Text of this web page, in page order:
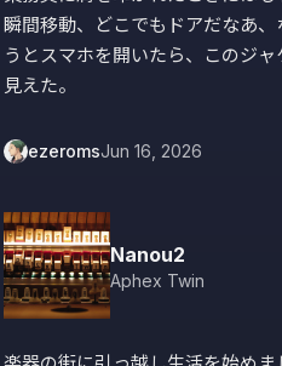
瞬間移動、どこでもドアだなあ
うとスマホを開いたら、このジ
見えた。
ezeromsJun 16, 2026
Nanou2
Aphex Twin